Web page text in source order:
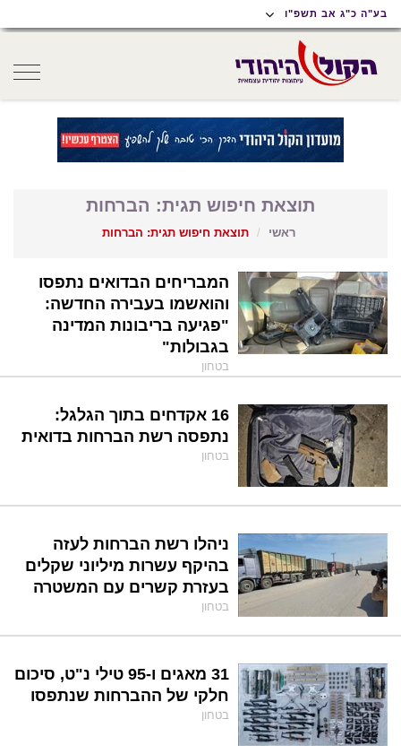
תפריט
נגישות
תפריט
ראשי
תוכן
ראשי
בע"ה כ"ג אב תשפ"ו
תוצאת חיפוש תגית: הברחות
ראשי תוצאת חיפוש תגית: הברחות
המבריחים הבדואים נתפסו
והואשמו בעבירה החדשה:
"פגיעה בריבונות המדינה
בגבולות"
בטחון
16 אקדחים בתוך הגלגל:
נתפסה רשת הברחות בדואית
בטחון
ניהלו רשת הברחות לעזה
בהיקף עשרות מיליוני שקלים
בעזרת קשרים עם המשטרה
בטחון
31 מאגים ו-95 טילי נ"ט, סיכום
חלקי של ההברחות שנתפסו
בטחון